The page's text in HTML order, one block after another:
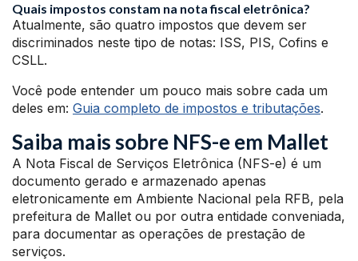
Quais impostos constam na nota fiscal eletrônica?
Atualmente, são quatro impostos que devem ser
discriminados neste tipo de notas: ISS, PIS, Cofins e
CSLL.
Você pode entender um pouco mais sobre cada um
deles em: Guia completo de impostos e tributações.
Saiba mais sobre NFS-e em Mallet
A Nota Fiscal de Serviços Eletrônica (NFS-e) é um
documento gerado e armazenado apenas
eletronicamente em Ambiente Nacional pela RFB, pela
prefeitura de Mallet ou por outra entidade conveniada,
para documentar as operações de prestação de
serviços.